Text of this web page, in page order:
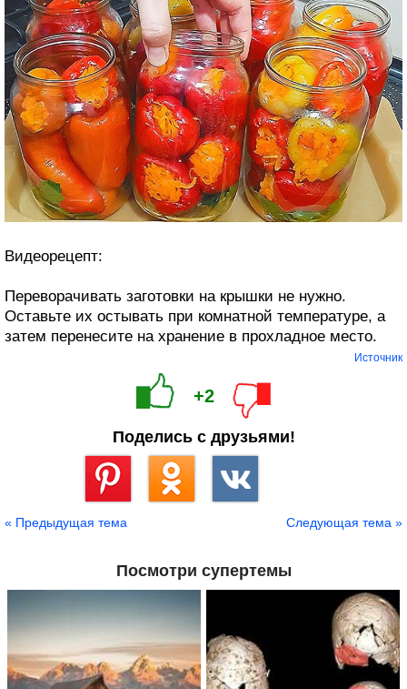
Видеорецепт:
Переворачивать заготовки на крышки не нужно.
Оставьте их остывать при комнатной температуре, а
затем перенесите на хранение в прохладное место.
Источник
+2
Поделись с друзьями!
« Предыдущая тема Следующая тема »
Посмотри супертемы